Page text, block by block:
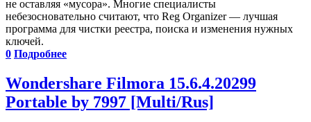
не оставляя «мусора». Многие специалисты
небезосновательно считают, что Reg Organizer — лучшая
программа для чистки реестра, поиска и изменения нужных
ключей.
0 Подробнее
Wondershare Filmora 15.6.4.20299
Portable by 7997 [Multi/Rus]